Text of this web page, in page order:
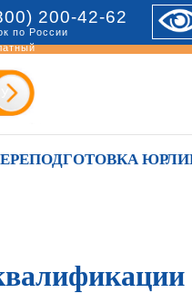
200-42-62
по России